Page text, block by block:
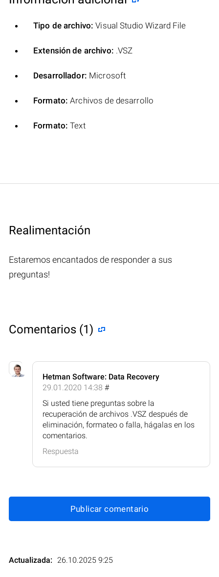
Tipo de archivo: Visual Studio Wizard File
Extensión de archivo: .VSZ
Desarrollador: Microsoft
Formato: Archivos de desarrollo
Formato: Text
Realimentación
Estaremos encantados de responder a sus
preguntas!
Comentarios (1)
Hetman Software: Data Recovery
29.01.2020 14:38 #
Si usted tiene preguntas sobre la
recuperación de archivos .VSZ después de
eliminación, formateo o falla, hágalas en los
comentarios.
Respuesta
Publicar comentario
Actualizada: 26.10.2025 9:25